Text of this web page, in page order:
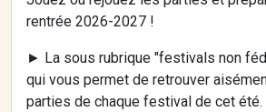
rentrée 2026-2027 !
► La sous rubrique "festivals non
qui vous permet de retrouver
parties de chaque festival de cet été.